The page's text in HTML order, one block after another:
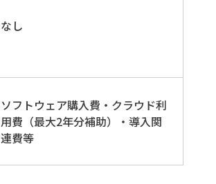
なし
ソフトウェア購入費・クラウド利
用費（最大2年分補助）・導入関
連費等